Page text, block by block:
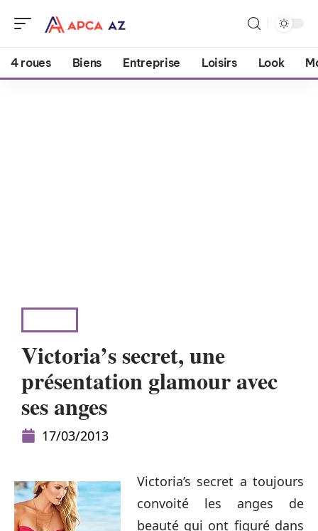
4 roues Biens Entreprise Loisirs Look
Victoria’s secret, une
présentation glamour avec
ses anges
17/03/2013
Victoria’s secret a toujours
convoité les anges de
beauté qui ont figuré dans